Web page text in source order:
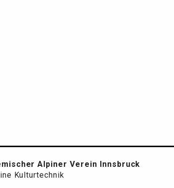
Alpiner Verein Innsbruck
Kulturtechnik